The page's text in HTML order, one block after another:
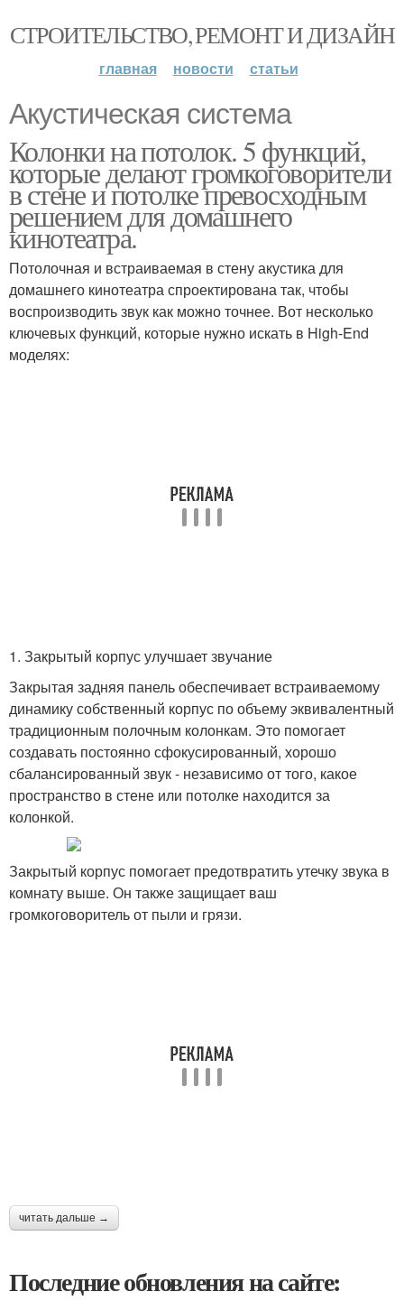
СТРОИТЕЛЬСТВО, РЕМОНТ И ДИЗАЙН
главная новости статьи
Акустическая система
Колонки на потолок. 5 функций,
которые делают громкоговорители
в стене и потолке превосходным
решением для домашнего
кинотеатра.
Потолочная и встраиваемая в стену акустика для
домашнего кинотеатра спроектирована так, чтобы
воспроизводить звук как можно точнее. Вот несколько
ключевых функций, которые нужно искать в High-End
моделях:
1. Закрытый корпус улучшает звучание
Закрытая задняя панель обеспечивает встраиваемому
динамику собственный корпус по объему эквивалентный
традиционным полочным колонкам. Это помогает
создавать постоянно сфокусированный, хорошо
сбалансированный звук - независимо от того, какое
пространство в стене или потолке находится за
колонкой.
Закрытый корпус помогает предотвратить утечку звука в
комнату выше. Он также защищает ваш
громкоговоритель от пыли и грязи.
читать дальше →
Последние обновления на сайте: